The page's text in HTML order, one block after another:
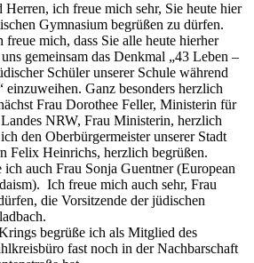
Herren, ich freue mich sehr, Sie heute hier
Gymnasium begrüßen zu dürfen.
mich, dass Sie alle heute hierher
gemeinsam das Denkmal „43 Leben –
Schüler unserer Schule während
einzuweihen. Ganz besonders herzlich
Frau Dorothee Feller, Ministerin für
NRW, Frau Ministerin, herzlich
den Oberbürgermeister unserer Stadt
Felix Heinrichs, herzlich begrüßen.
auch Frau Sonja Guentner (European
Ich freue mich auch sehr, Frau
die Vorsitzende der jüdischen
begrüße ich als Mitglied des
fast noch in der Nachbarschaft